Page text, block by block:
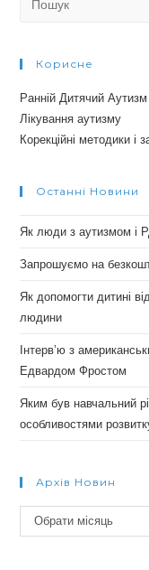
Корисне
Ранній Дитячий Аутизм
Лікування аутизму
Корекційні методики і
Останні Новини
Як люди з аутизмом і
Запрошуємо на
Як допомогти дитині
людини
Інтерв’ю з
Едвардом Фростом
Яким був навчальний
особливостями
Архів Новин
Архів
новин
Обрати місяць